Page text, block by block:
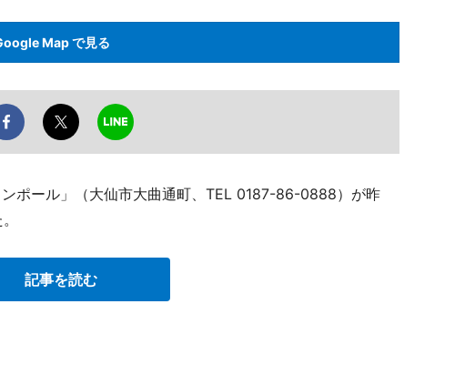
Map で見る
ポール」（大仙市大曲通町、TEL 0187-86-0888）が昨
記事を読む